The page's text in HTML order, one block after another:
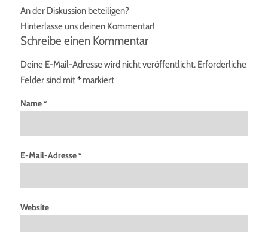
An der Diskussion beteiligen?
Hinterlasse uns deinen Kommentar!
Schreibe einen Kommentar
Deine E-Mail-Adresse wird nicht veröffentlicht. Erforderliche
Felder sind mit*markiert
Name*
E-Mail-Adresse*
Website